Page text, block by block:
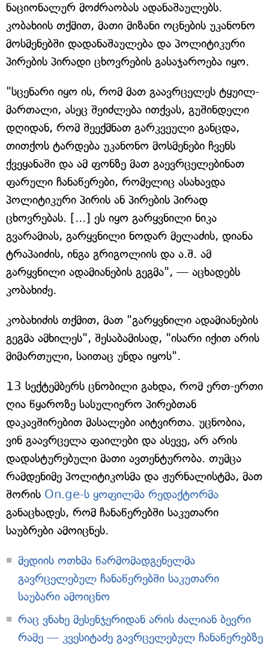
ნაციონალურ მოძრაობას ადანაშაულებს.
კობახიის თქმით, მათი მიზანი ოცნების უკანონო
მოსმენებში დადანაშაულება და პოლიტიკური
პირების პირადი ცხოვრების გასაჯაროება იყო.
"სცენარი იყო ის, რომ მათ გაავრცელეს ტყუილ-
მართალი, ასეც შეიძლება ითქვას, გუშინდელი
დღიდან, რომ შეექმნათ გარკვეული განცდა,
თითქოს ტარდება უკანონო მოსმენები ჩვენს
ქვეყანაში და ამ ფონზე მათ გაევრცელებინათ
ფარული ჩანაწერები, რომელიც ასახავდა
პოლიტიკური პირის ან პირების პირად
ცხოვრებას. [...] ეს იყო გარყვნილი ნიკა
გვარამიას, გარყვნილი ნოდარ მელაძის, დიანა
ტრაპაიძის, ინგა გრიგოლიის და ა.შ. ამ
გარყვნილი ადამიანების გეგმა", — აცხადებს
კობახიძე.
კობახიძის თქმით, მათ "გარყვნილი ადამიანების
გეგმა ამხილეს", შესაბამისად, "ისარი იქით არის
მიმართული, საითაც უნდა იყოს".
13 სექტემბერს ცნობილი გახდა, რომ ერთ-ერთი
ღია წყაროზე სასულიერო პირებთან
დაკავშირებით მასალები აიტვირთა. უცნობია,
ვინ გაავრცელა ფაილები და ასევე, არ არის
დადასტურებული მათი ავთენტურობა. თუმცა
რამდენიმე პოლიტიკოსმა და ჟურნალისტმა, მათ
შორის On.ge-ს ყოფილმა რედაქტორმა
განაცხადეს, რომ ჩანაწერებში საკუთარი
საუბრები ამოიცნეს.
მედიის ოთხმა წარმომადგენელმა
გავრცელებულ ჩანაწერებში საკუთარი
საუბარი ამოიცნო
რაც ვნახე მესენჯერიდან არის ძალიან ბევრი
რამე — კვესიტაძე გავრცელებულ ჩანაწერებზე